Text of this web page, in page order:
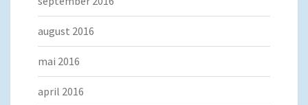
august 2016
mai 2016
april 2016